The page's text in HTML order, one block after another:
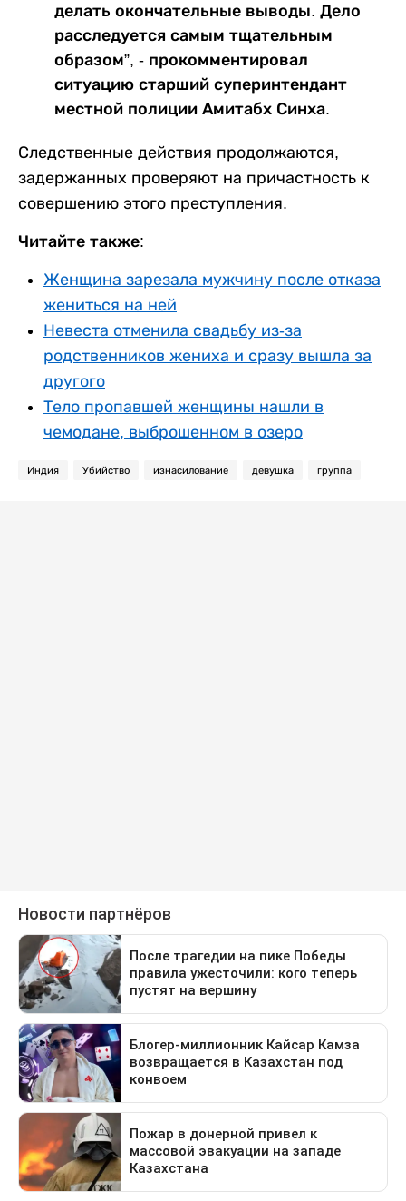
делать окончательные выводы. Дело
расследуется самым тщательным
образом”, - прокомментировал
ситуацию старший суперинтендант
местной полиции Амитабх Синха.
Следственные действия продолжаются,
задержанных проверяют на причастность к
совершению этого преступления.
Читайте также:
Женщина зарезала мужчину после отказа
жениться на ней
Невеста отменила свадьбу из-за
родственников жениха и сразу вышла за
другого
Тело пропавшей женщины нашли в
чемодане, выброшенном в озеро
Индия Убийство изнасилование девушка группа